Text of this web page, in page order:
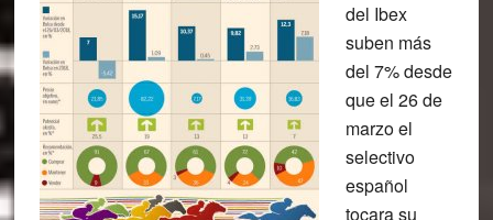
del Ibex
suben más
del 7% desde
que el 26 de
marzo el
selectivo
español
tocara su